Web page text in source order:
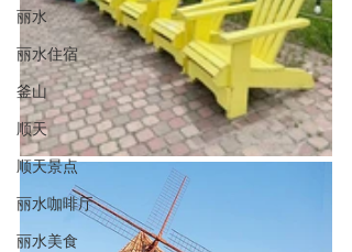
丽水
丽水住宿
釜山
顺天
顺天景点
丽水咖啡厅
丽水美食